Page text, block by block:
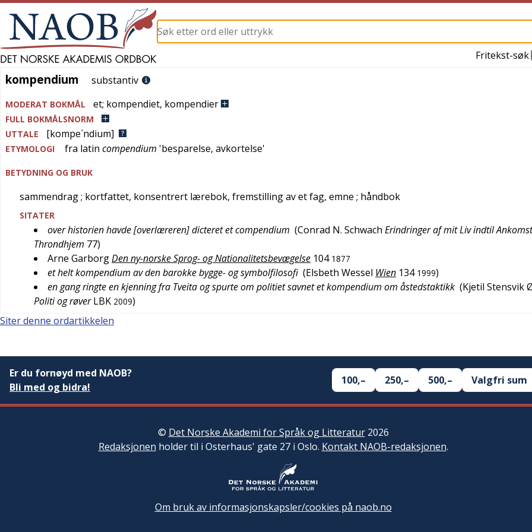
Fritekst-søk
kompendium
kompendium substantiv
MODERAT BOKMÅL et; kompendiet, kompendier
FULL BOKMÅLSNORM
UTTALE
[kompe´ndium]
ETYMOLOGI fra latin compendium 'besparelse, avkortelse'
BETYDNING OG BRUK
sammendrag; kortfattet, konsentrert lærebok, fremstilling av et fag, emne ; håndbok
SITATER
over historien havde [overlæreren] dicteret et compendium (Conrad N. Schwach Erindringer af mit Liv indtil
Throndhjem 77)
Arne GarborgDen ny-norske Sprog- og Nationalitetsbevægelse 104 1877
et helt kompendium av den barokke bygge- og symbolfilosofi (Elsbeth Wessel Wien 134 1999)
en gang ringte en kjenning fra Tveita og spurte om politiet savnet et kompendium om åstedstaktikk (Kjetil Stensvik
Politi og røver LBK 2009)
Siter denne ordartikkelen
Er du fornøyd med NAOB?
Bli med og bidra!
100,– 250,– 500,– Valgfri sum
© Det Norske Akademi for Språk og Litteratur2026
Redaksjonen holder til i Osterhaus' gate 27 i Oslo. Kontakt NAOB-redaksjonen.
Om bruk av informasjonskapsler/cookies på naob.no